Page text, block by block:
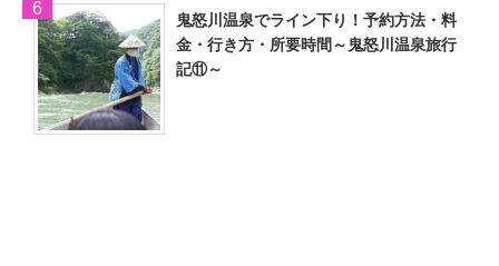
鬼怒川温泉でライン下り！予約方法・料
金・行き方・所要時間～鬼怒川温泉旅行
記⑪～